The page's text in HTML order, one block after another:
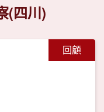
(四川)
回顧